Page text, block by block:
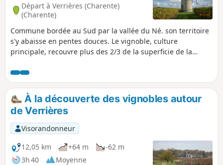
Départ à Verrières (Charente)
(Charente)
Commune bordée au Sud par la vallée du Né. son territoire
s'y abaisse en pentes douces. Le vignoble, culture
principale, recouvre plus des 2/3 de la superficie de la
Grande Champagne.
À la découverte des vignobles autour
de Verrières
Visorandonneur
12,05 km
+64 m
-62 m
3h 40
Moyenne